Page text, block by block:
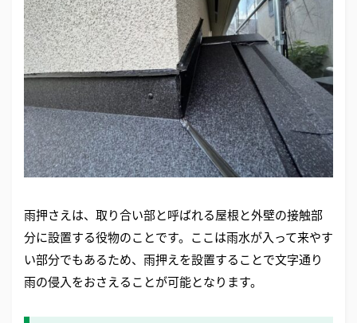
雨押さえは、取り合い部と呼ばれる屋根と外壁の接触部
分に設置する役物のことです。ここは雨水が入って来やす
い部分でもあるため、雨押えを設置することで文字通り
雨の侵入をおさえることが可能となります。